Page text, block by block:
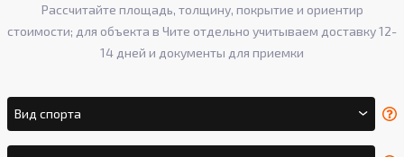
Рассчитайте площадь, толщину, покрытие и ориентир
стоимости; для объекта в Чите отдельно учитываем доставку 12-
14 дней и документы для приемки
Вид спорта